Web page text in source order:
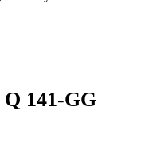
141-GG